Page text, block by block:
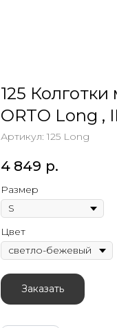
125
ORTO Long ,
Артикул: 125 Long
4 849 р.
Размер
Цвет
Заказать